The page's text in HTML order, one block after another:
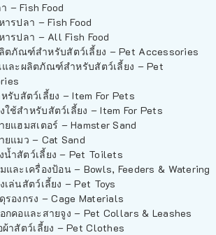
– Fish Food
ารปลา – Fish Food
ารปลา – All Fish Food
ตภัณฑ์สำหรับสัตว์เลี้ยง – Pet Accessories
ละผลิตภัณฑ์สำหรับสัตว์เลี้ยง – Pet
รับสัตว์เลี้ยง – Item For Pets
ใช้สำหรับสัตว์เลี้ยง – Item For Pets
ยแฮมสเตอร์ – Hamster Sand
ยแมว – Cat Sand
น้ำสัตว์เลี้ยง – Pet Toilets
และเครื่องป้อน – Bowls, Feeders & Watering
เล่นสัตว์เลี้ยง – Pet Toys
รองกรง – Cage Materials
กคอและสายจูง – Pet Collars & Leashes
ผ้าสัตว์เลี้ยง – Pet Clothes